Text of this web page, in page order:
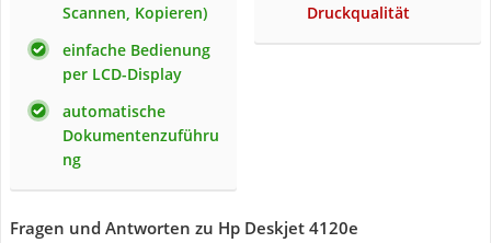
Scannen, Kopieren)
einfache Bedienung
per LCD-Display
automatische
Dokumentenzuführu
ng
Druckqualität
Fragen und Antworten zu Hp Deskjet 4120e